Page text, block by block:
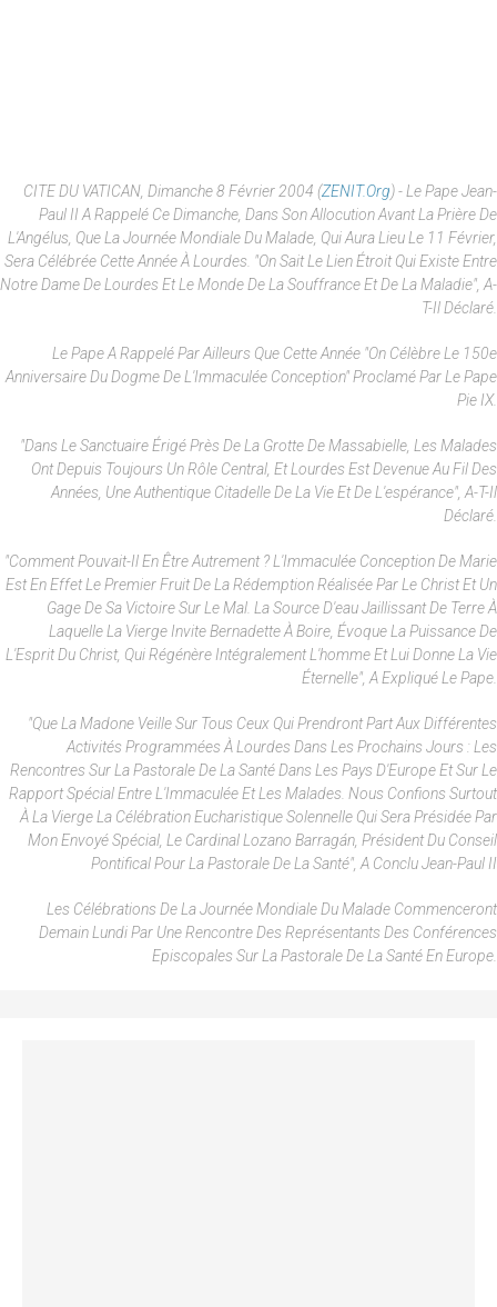
CITE DU VATICAN, Dimanche 8 Février 2004 (ZENIT.org) - Le Pape Jean-
Paul II A Rappelé Ce Dimanche, Dans Son Allocution Avant La Prière De
L'Angélus, Que La Journée Mondiale Du Malade, Qui Aura Lieu Le 11 Février,
Sera Célébrée Cette Année À Lourdes. "On Sait Le Lien Étroit Qui Existe Entre
Notre Dame De Lourdes Et Le Monde De La Souffrance Et De La Maladie", A-
T-Il Déclaré.
Le Pape A Rappelé Par Ailleurs Que Cette Année "on Célèbre Le 150e
Anniversaire Du Dogme De L'Immaculée Conception" Proclamé Par Le Pape
Pie IX.
"Dans Le Sanctuaire Érigé Près De La Grotte De Massabielle, Les Malades
Ont Depuis Toujours Un Rôle Central, Et Lourdes Est Devenue Au Fil Des
Années, Une Authentique Citadelle De La Vie Et De L'espérance", A-T-Il
Déclaré.
"Comment Pouvait-Il En Être Autrement ? L'Immaculée Conception De Marie
Est En Effet Le Premier Fruit De La Rédemption Réalisée Par Le Christ Et Un
Gage De Sa Victoire Sur Le Mal. La Source D'eau Jaillissant De Terre À
Laquelle La Vierge Invite Bernadette À Boire, Évoque La Puissance De
L'Esprit Du Christ, Qui Régénère Intégralement L'homme Et Lui Donne La Vie
Éternelle", A Expliqué Le Pape.
"Que La Madone Veille Sur Tous Ceux Qui Prendront Part Aux Différentes
Activités Programmées À Lourdes Dans Les Prochains Jours : Les
Rencontres Sur La Pastorale De La Santé Dans Les Pays D'Europe Et Sur Le
Rapport Spécial Entre L'Immaculée Et Les Malades. Nous Confions Surtout
À La Vierge La Célébration Eucharistique Solennelle Qui Sera Présidée Par
Mon Envoyé Spécial, Le Cardinal Lozano Barragán, Président Du Conseil
Pontifical Pour La Pastorale De La Santé", A Conclu Jean-Paul II
Les Célébrations De La Journée Mondiale Du Malade Commenceront
Demain Lundi Par Une Rencontre Des Représentants Des Conférences
Episcopales Sur La Pastorale De La Santé En Europe.